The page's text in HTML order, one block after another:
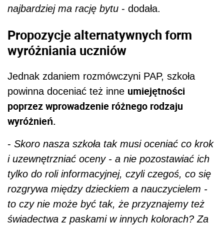
najbardziej ma rację bytu - dodała.
Propozycje alternatywnych form
wyróżniania uczniów
Jednak zdaniem rozmówczyni PAP, szkoła
powinna doceniać też inne umiejętności
poprzez wprowadzenie różnego rodzaju
wyróżnień.
- Skoro nasza szkoła tak musi oceniać co krok
i uzewnętrzniać oceny - a nie pozostawiać ich
tylko do roli informacyjnej, czyli czegoś, co się
rozgrywa między dzieckiem a nauczycielem -
to czy nie może być tak, że przyznajemy też
świadectwa z paskami w innych kolorach? Za